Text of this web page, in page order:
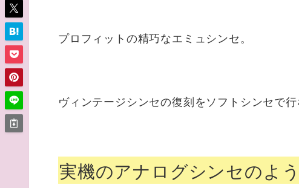
プロフィットの精巧なエミュシンセ。
ヴィンテージシンセの復刻をソフトシンセで
実機のアナログシンセのよ